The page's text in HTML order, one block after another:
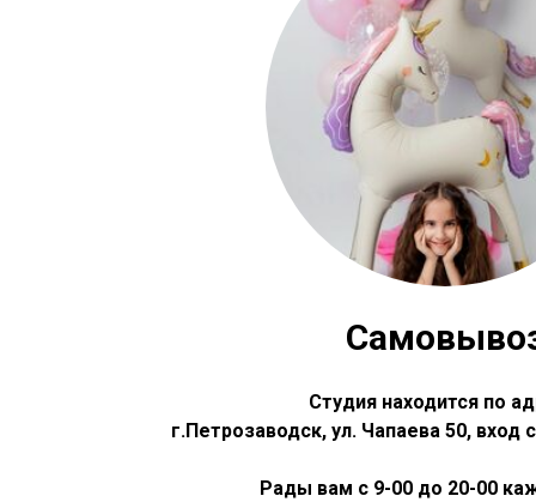
Студия находится по
г.Петрозаводск, ул. Чапаева 50, вход
Рады вам с 9-00 до 20-00